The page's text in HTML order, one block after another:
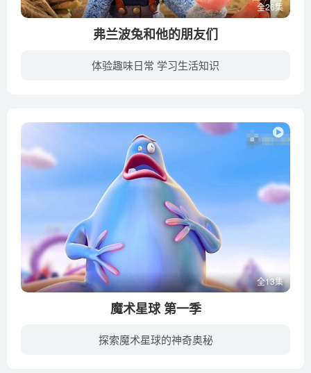
全26集
弗兰波兔和他的朋友们
体验趣味日常 学习生活知识
全13集
魔术星球 第一季
探索魔术星球的神奇奥秘